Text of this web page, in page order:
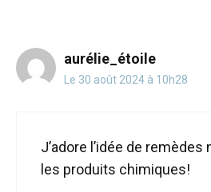
aurélie_étoile
Le 30 août 2024 à 10h28
J’adore l’idée de
les produits chimiques!